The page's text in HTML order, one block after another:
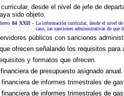
desde el nivel de jefe de
sido objeto.
84 XXII - La información curricular, desde el nivel
caso, las sanciones administrativas de que
públicos con sanciones
ofrecen señalando los requisitos para
y formatos que ofrecen.
de presupuesto asignado anual.
de informes trimestrales de
de informes trimestrales de